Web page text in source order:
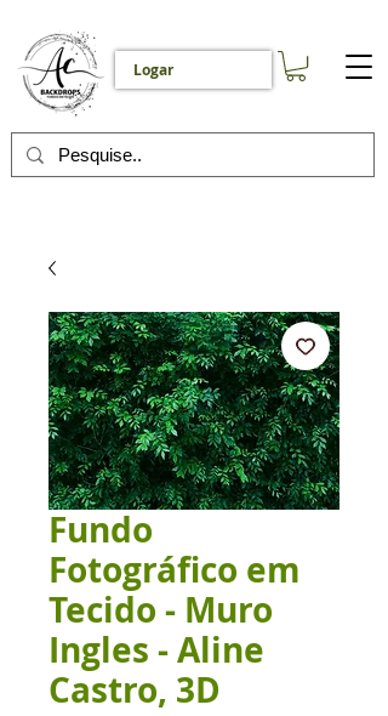
Logar
Fundo
Fotográfico em
Tecido - Muro
Ingles - Aline
Castro, 3D